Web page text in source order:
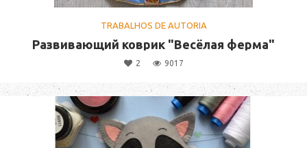
TRABALHOS DE AUTORIA
Развивающий коврик "Весёлая ферма"
2 9017